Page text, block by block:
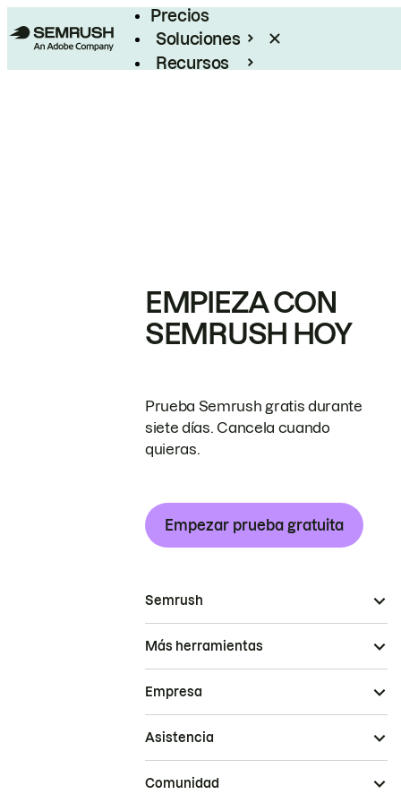
Precios
Soluciones
Recursos
EMPIEZA CON
SEMRUSH HOY
Prueba Semrush gratis durante
siete días. Cancela cuando
quieras.
Empezar prueba gratuita
Semrush
Más herramientas
Empresa
Asistencia
Comunidad